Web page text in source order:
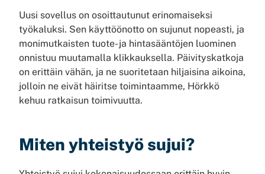
Uusi sovellus on osoittautunut erinomaiseksi
työkaluksi. Sen käyttöönotto on sujunut nopeasti, ja
monimutkaisten tuote- ja hintasääntöjen luominen
onnistuu muutamalla klikkauksella. Päivityskatkoja
on erittäin vähän, ja ne suoritetaan hiljaisina aikoina,
jolloin ne eivät häiritse toimintaamme, Hörkkö
kehuu ratkaisun toimivuutta.
Miten yhteistyö sujui?